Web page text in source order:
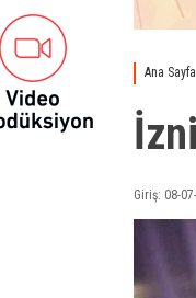
Ana Sayfa
Giriş: 08-